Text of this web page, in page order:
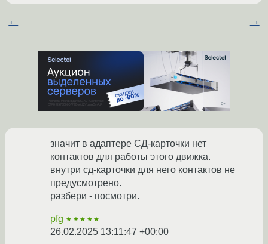
← →
значит в адаптере СД-карточки нет
контактов для работы этого движка.
внутри сд-карточки для него контактов не
предусмотрено.
разбери - посмотри.
pfg ★★★★★
26.02.2025 13:11:47 +00:00